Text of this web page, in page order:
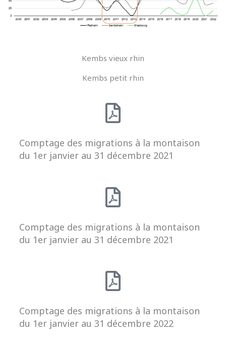
Kembs vieux rhin
Kembs petit rhin
Comptage des migrations à la montaison
du 1er janvier au 31 décembre 2021
Comptage des migrations à la montaison
du 1er janvier au 31 décembre 2021
Comptage des migrations à la montaison
du 1er janvier au 31 décembre 2022